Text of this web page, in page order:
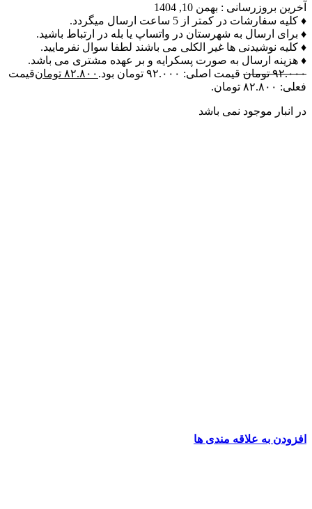
آخرین بروزرسانی : بهمن 10, 1404
♦ کلیه سفارشات در کمتر از 5 ساعت ارسال میگردد.
♦ برای ارسال به شهرستان در واتساپ یا بله در ارتباط باشید.
♦ کلیه نوشیدنی ها غیر الکلی می باشند لطفا سوال نفرمایید.
♦ هزینه ارسال به صورت پسکرایه و بر عهده مشتری می باشد.
۹۲.۰۰۰ تومان قیمت اصلی: ۹۲.۰۰۰ تومان بود. ۸۲.۸۰۰ تومانقیمت
فعلی: ۸۲.۸۰۰ تومان.
در انبار موجود نمی باشد
افزودن به علاقه مندی ها